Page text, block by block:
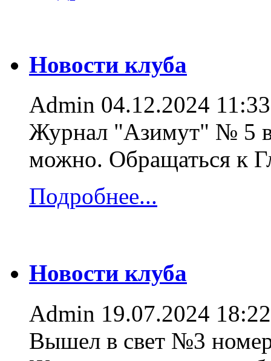
Новости клуба
Admin 04.12.2024 11:33
Журнал "Азимут" № 5
можно. Обращаться к
Подробнее...
Новости клуба
Admin 19.07.2024 18:22
Вышел в свет №3